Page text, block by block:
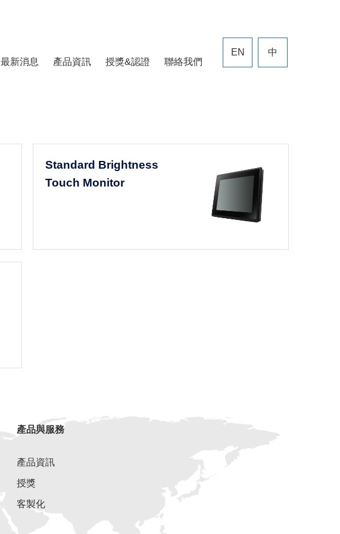
EN
中
最新消息 產品資訊 授獎&認證 聯絡我們
Standard Brightness
Touch Monitor
產品與服務
產品資訊
授獎
客製化